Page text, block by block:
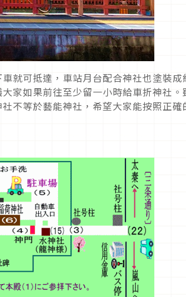
就可抵達，車站月台配合神社也塗裝成
家如果前往至少留一小時給車折神社。
不等於藝能神社，希望大家能按照正確